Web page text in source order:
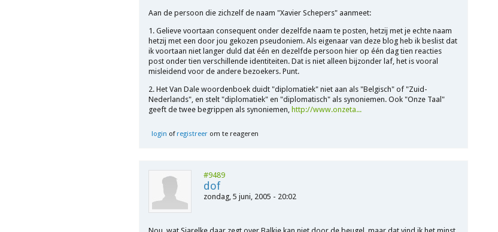
Aan de persoon die zichzelf de naam "Xavier Schepers" aanmeet:
1. Gelieve voortaan consequent onder dezelfde naam te posten, hetzij met je echte naam
hetzij met een door jou gekozen pseudoniem. Als eigenaar van deze blog heb ik beslist dat
ik voortaan niet langer duld dat één en dezelfde persoon hier op één dag tien reacties
post onder tien verschillende identiteiten. Dat is niet alleen bijzonder laf, het is vooral
misleidend voor de andere bezoekers. Punt.
2. Het Van Dale woordenboek duidt "diplomatiek" niet aan als "Belgisch" of "Zuid-
Nederlands", en stelt "diplomatiek" en "diplomatisch" als synoniemen. Ook "Onze Taal"
geeft de twee begrippen als synoniemen, http://www.onzeta...
login ofregistreer om te reageren
#9489
dof
zondag, 5 juni, 2005 - 20:02